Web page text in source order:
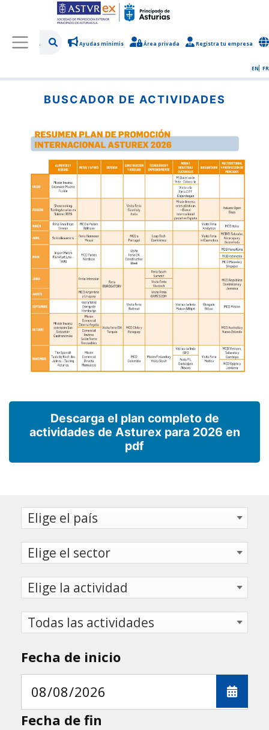
Ayudas minimis Área privada Registra tu empresa
EN FR
BUSCADOR DE ACTIVIDADES
Descarga el plan completo de
actividades de Asturex para 2026 en
pdf
Fecha de inicio
Fecha de fin